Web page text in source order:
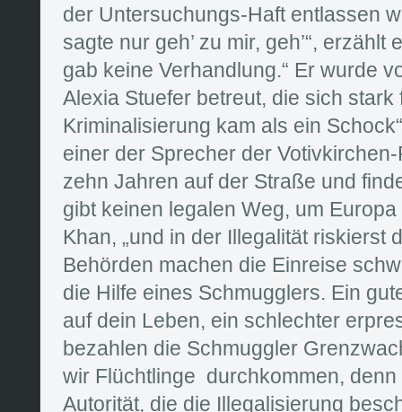
der Untersuchungs-Haft entlassen
sagte nur geh’ zu mir, geh’“, erzählt
gab keine Verhandlung.“ Er wurde
Alexia Stuefer betreut, die sich stark
Kriminalisierung kam als ein
einer der Sprecher der
zehn Jahren auf der Straße und
gibt keinen legalen Weg, um
Khan, „und in der Illegalität riskierst
Behörden machen die Einreise
die Hilfe eines Schmugglers. Ein
auf dein Leben, ein schlechter
bezahlen die Schmuggler
wir Flüchtlinge durchkommen,
Autorität, die die Illegalisierung